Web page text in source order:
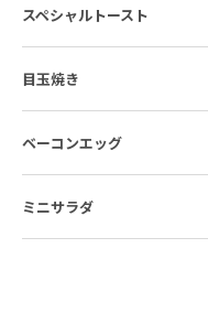
スペシャルトースト
目玉焼き
ベーコンエッグ
ミニサラダ